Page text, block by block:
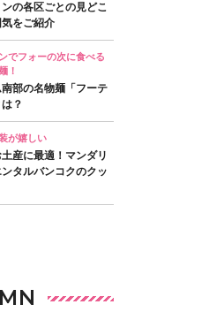
の各区ごとの見どこ
をご紹介
でフォーの次に食べる
！
部の名物麺「フーテ
？
が嬉しい
産に最適！マンダリ
タルバンコクのクッ
MN